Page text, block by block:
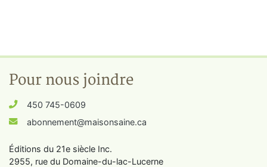
Pour nous joindre
450 745-0609
abonnement@maisonsaine.ca
Éditions du 21e siècle Inc.
2955, rue du Domaine-du-lac-Lucerne